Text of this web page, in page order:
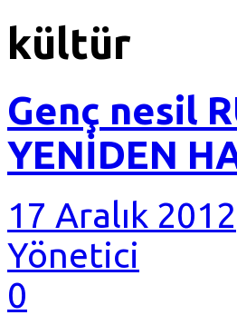
kültür
Genç nesil
YENİDEN
17 Aralık 2012
Yönetici
0